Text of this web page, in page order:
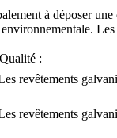
à déposer
:
revêtements
revêtements